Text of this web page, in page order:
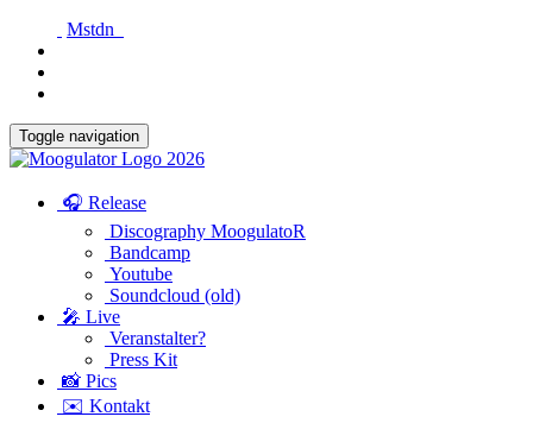
Mstdn
Toggle navigation
🎧 Release
Discography MoogulatoR
Bandcamp
Youtube
Soundcloud (old)
🎤 Live
Veranstalter?
Press Kit
📸 Pics
✉️ Kontakt